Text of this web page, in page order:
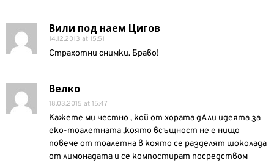
Вили под наем Цигов
14.12.2013 at 15:51
Страхотни снимки. Браво!
Велко
18.03.2015 at 15:47
Кажете ми честно , кой от хората дАли идеята за
еко-тоалетната ,която всъщност не е нищо
повече от тоалетна в която се разделят шоколада
от лимонадата и се компостират посредством